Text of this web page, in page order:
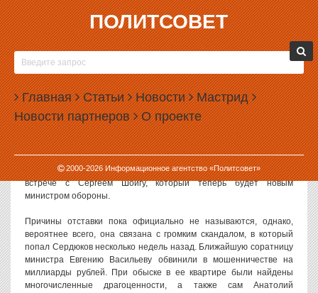
ПОЛИТСОВЕТ
Главная Статьи Новости Мастрид
Новости партнеров О проекте
2000-2026Информационное агентство «Политсовет»
06.11.2012, 13:45
ПУТИН НАЗНАЧИЛ ШОЙГУ МИНИСТРОМ
ОБОРОНЫ
Президент Владимир Путин отправил в отставку министра
обороны России Анатолия Сердюкова. Новым министром
обороны стал губернатор Подмосковья Сергей Шойгу.
Об отставке Сердюкова сообщает РИА Новости. По информации
агентства, об отставке Сердюкова Путин сообщил сегодня на
встрече с Сергеем Шойгу, который теперь будет новым
министром обороны.
Причины отставки пока официально не называются, однако,
вероятнее всего, она связана с громким скандалом, в который
попал Сердюков несколько недель назад. Ближайшую соратницу
министра Евгению Васильеву обвинили в мошенничестве на
миллиарды рублей. При обыске в ее квартире были найдены
многочисленные драгоценности, а также сам Анатолий